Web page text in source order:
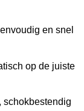
en snel
op de juiste
schokbestendig